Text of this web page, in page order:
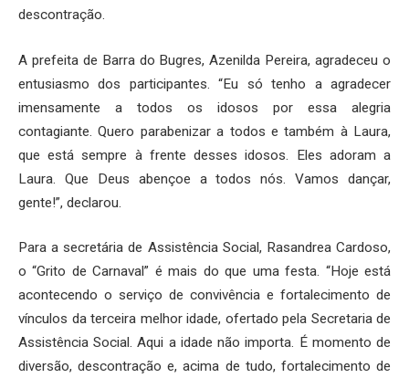
descontração.
A prefeita de Barra do Bugres, Azenilda Pereira, agradeceu o
entusiasmo dos participantes. “Eu só tenho a agradecer
imensamente a todos os idosos por essa alegria
contagiante. Quero parabenizar a todos e também à Laura,
que está sempre à frente desses idosos. Eles adoram a
Laura. Que Deus abençoe a todos nós. Vamos dançar,
gente!”, declarou.
Para a secretária de Assistência Social, Rasandrea Cardoso,
o “Grito de Carnaval” é mais do que uma festa. “Hoje está
acontecendo o serviço de convivência e fortalecimento de
vínculos da terceira melhor idade, ofertado pela Secretaria de
Assistência Social. Aqui a idade não importa. É momento de
diversão, descontração e, acima de tudo, fortalecimento de